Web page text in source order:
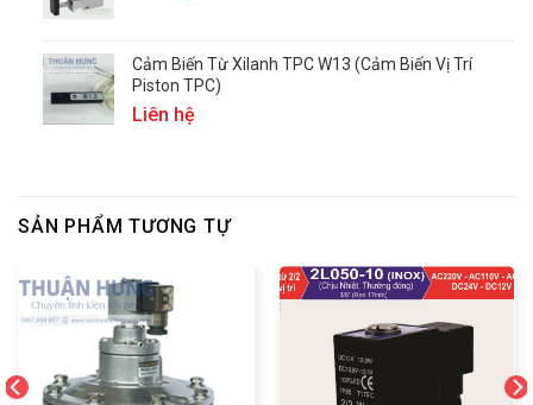
Cảm Biến Từ Xilanh TPC W13 (Cảm Biến Vị Trí
Piston TPC)
Liên hệ
SẢN PHẨM TƯƠNG TỰ